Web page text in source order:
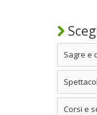
Sagre e
Corsi e